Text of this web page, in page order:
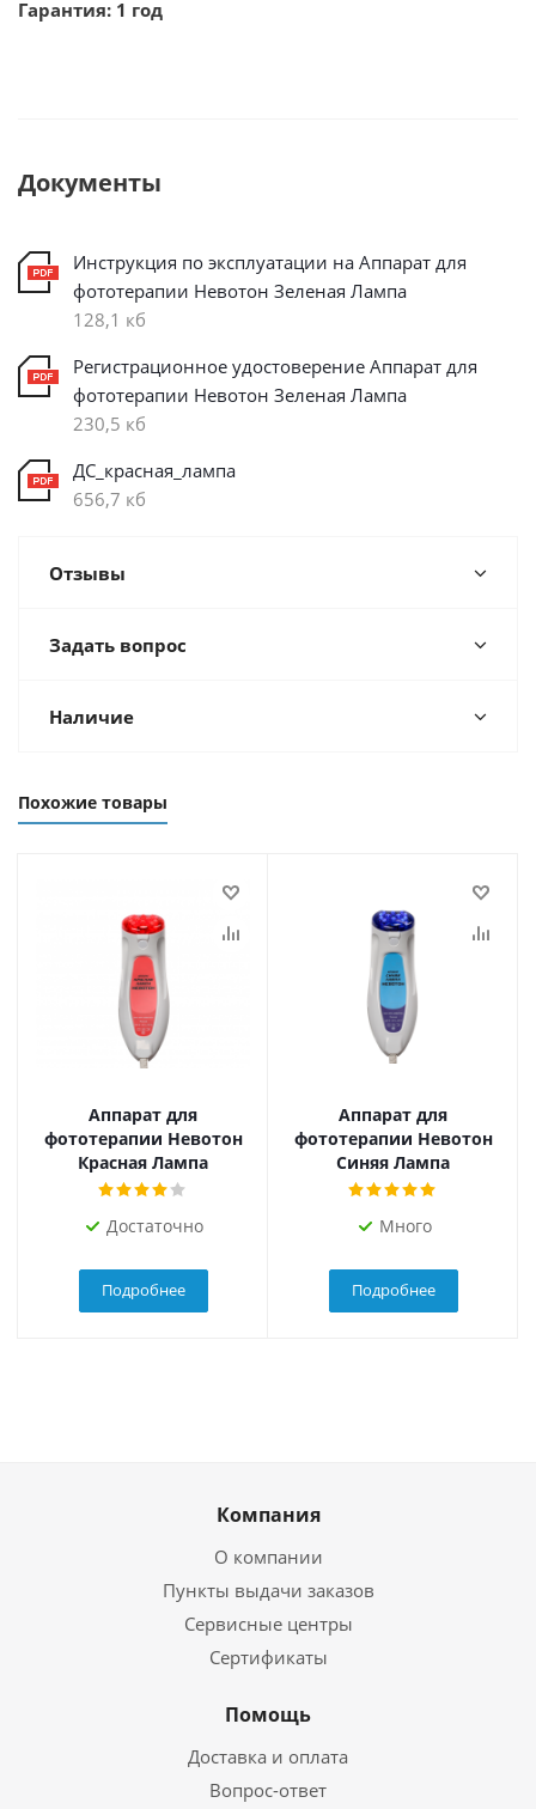
Гарантия: 1 год
Документы
Инструкция по эксплуатации на Аппарат для
фототерапии Невотон Зеленая Лампа
128,1 кб
Регистрационное удостоверение Аппарат для
фототерапии Невотон Зеленая Лампа
230,5 кб
ДС_красная_лампа
656,7 кб
Отзывы
Задать вопрос
Наличие
Похожие товары
Аппарат для
фототерапии Невотон
Красная Лампа
Достаточно
Подробнее
Аппарат для
фототерапии Невотон
Синяя Лампа
Много
Подробнее
Компания
О компании
Пункты выдачи заказов
Сервисные центры
Сертификаты
Помощь
Доставка и оплата
Вопрос-ответ